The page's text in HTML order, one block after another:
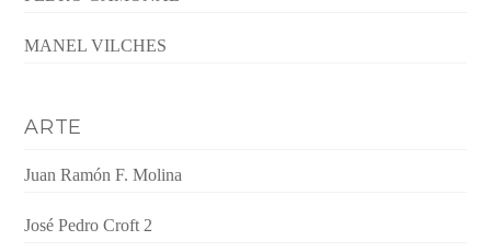
MANEL VILCHES
ARTE
Juan Ramón F. Molina
José Pedro Croft 2